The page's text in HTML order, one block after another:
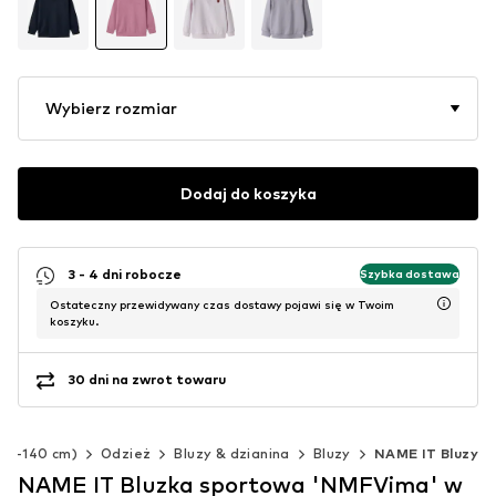
Wybierz rozmiar
Dodaj do koszyka
3 - 4 dni robocze Szybka dostawa
Ostateczny przewidywany czas dostawy pojawi się w Twoim
koszyku.
30 dni na zwrot towaru
140 cm) Odzież Bluzy & dzianina Bluzy NAME IT Bluzy
NAME IT Bluzka sportowa 'NMFVima' w